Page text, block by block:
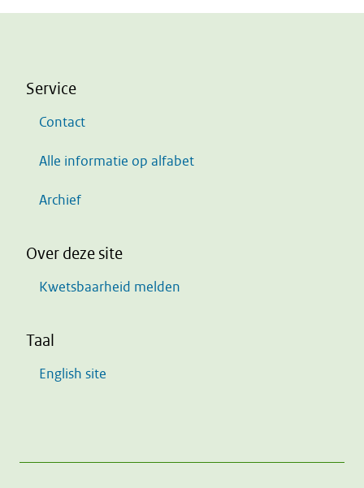
Service
Contact
Alle informatie op alfabet
Archief
Over deze site
Kwetsbaarheid melden
Taal
English site